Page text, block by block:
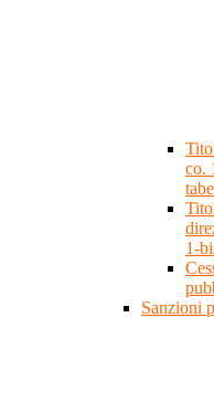
co.
1-
Sanzioni